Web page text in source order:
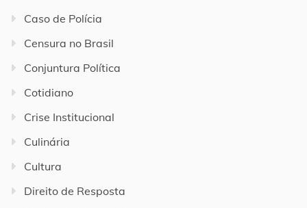
Caso de Polícia
Censura no Brasil
Conjuntura Política
Cotidiano
Crise Institucional
Culinária
Cultura
Direito de Resposta